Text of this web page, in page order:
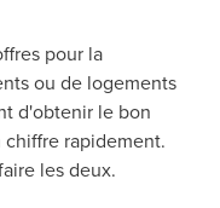
pour la
ou de logements
d'obtenir le bon
chiffre rapidement.
les deux.